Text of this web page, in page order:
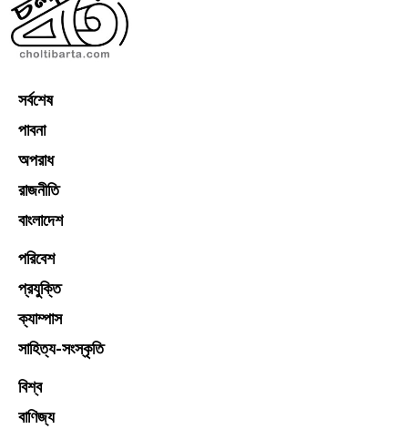
সর্বশেষ
পাবনা
অপরাধ
রাজনীতি
বাংলাদেশ
পরিবেশ
প্রযুক্তি
ক্যাম্পাস
সাহিত্য-সংস্কৃতি
বিশ্ব
বাণিজ্য